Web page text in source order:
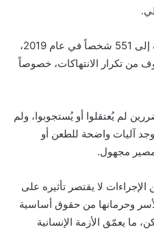
ورغم أن السلطات أعادت الجنسية إلى 551 شخصاً في عام 2019،
من تكرار الانتهاكات، خصوصاً
لم يُعتقلوا أو يُستجوبوا، ولم
آليات واضحة للطعن أو
مصير مجهول.
لا يقتصر تأثيره على
وحرمانها من حقوق أساسية
ما يعمّق الأزمة الإنسانية